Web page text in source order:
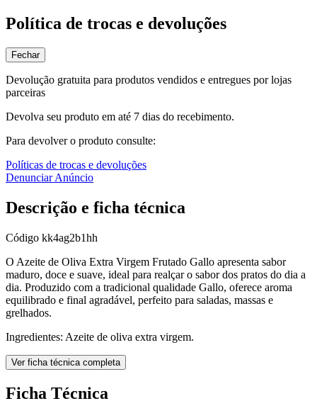
Política de trocas e devoluções
Fechar
Devolução gratuita para produtos vendidos e entregues por lojas
parceiras
Devolva seu produto em até 7 dias do recebimento.
Para devolver o produto consulte:
Políticas de trocas e devoluções
Denunciar Anúncio
Descrição e ficha técnica
Código kk4ag2b1hh
O Azeite de Oliva Extra Virgem Frutado Gallo apresenta sabor
maduro, doce e suave, ideal para realçar o sabor dos pratos do dia a
dia. Produzido com a tradicional qualidade Gallo, oferece aroma
equilibrado e final agradável, perfeito para saladas, massas e
grelhados.
Ingredientes: Azeite de oliva extra virgem.
Ver ficha técnica completa
Ficha Técnica